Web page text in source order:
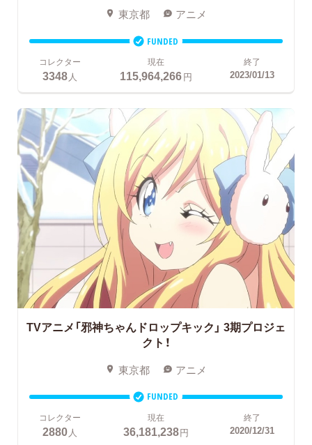
東京都 アニメ
FUNDED
コレクター
3348人
現在
115,964,266円
終了
2023/01/13
TVアニメ「邪神ちゃんドロップキック」 3期プロジェ
クト！
東京都 アニメ
FUNDED
コレクター
2880 人
現在
36,181,238円
終了
2020/12/31